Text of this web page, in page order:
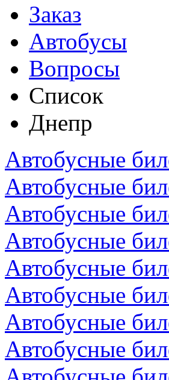
Заказ
Автобусы
Вопросы
Список
Днепр
Автобусные
Автобусные
Автобусные
Автобусные
Автобусные
Автобусные
Автобусные
Автобусные